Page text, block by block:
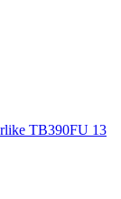
TB390FU 13